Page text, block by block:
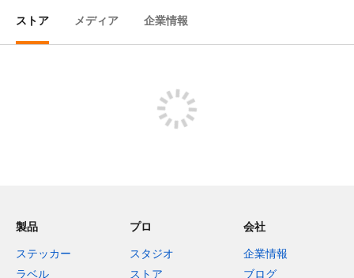
ストア
メディア 企業情報
製品
ステッカー
ラベル
プロ
スタジオ
ストア
会社
企業情報
ブログ